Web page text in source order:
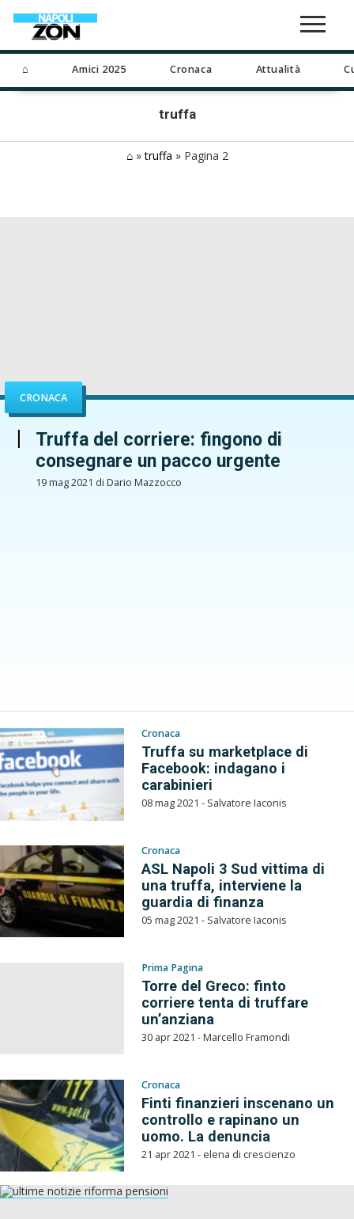
⌂ Amici 2025 Cronaca Attualità
truffa
⌂»truffa » Pagina 2
CRONACA
Truffa del corriere: fingono di
consegnare un pacco urgente
19 mag 2021 di Dario Mazzocco
Cronaca
Truffa su marketplace di
Facebook: indagano i
carabinieri
08 mag 2021 - Salvatore Iaconis
Cronaca
ASL Napoli 3 Sud vittima di
una truffa, interviene la
guardia di finanza
05 mag 2021 - Salvatore Iaconis
Prima Pagina
Torre del Greco: finto
corriere tenta di truffare
un’anziana
30 apr 2021 - Marcello Framondi
Cronaca
Finti finanzieri inscenano un
controllo e rapinano un
uomo. La denuncia
21 apr 2021 - elena di crescienzo